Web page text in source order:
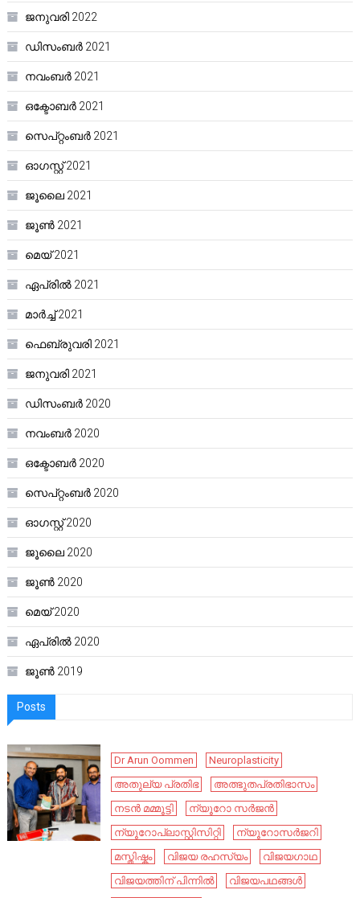
ജനുവരി 2022
ഡിസംബർ 2021
നവംബർ 2021
ഒക്ടോബർ 2021
സെപ്റ്റംബർ 2021
ഓഗസ്റ്റ്‌ 2021
ജൂലൈ 2021
ജൂൺ 2021
മെയ്‌ 2021
ഏപ്രിൽ 2021
മാർച്ച്‌ 2021
ഫെബ്രുവരി 2021
ജനുവരി 2021
ഡിസംബർ 2020
നവംബർ 2020
ഒക്ടോബർ 2020
സെപ്റ്റംബർ 2020
ഓഗസ്റ്റ്‌ 2020
ജൂലൈ 2020
ജൂൺ 2020
മെയ്‌ 2020
ഏപ്രിൽ 2020
ജൂൺ 2019
Posts
Dr Arun Oommen
Neuroplasticity
അതുല്യ പ്രതിഭ
അത്ഭുതപ്രതിഭാസം
നടൻ മമ്മൂട്ടി
ന്യൂറോ സർജൻ
ന്യൂറോപ്ലാസ്റ്റിസിറ്റി
ന്യൂറോസർജറി
മസ്തിഷ്കം
വിജയ രഹസ്യം
വിജയഗാഥ
വിജയത്തിന് പിന്നിൽ
വിജയപഥങ്ങൾ